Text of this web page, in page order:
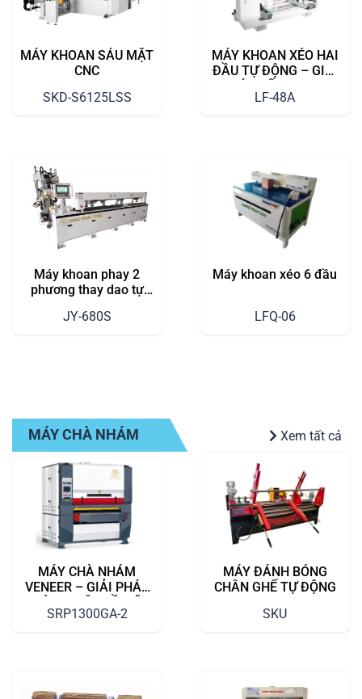
MÁY KHOAN SÁU MẶT
CNC
SKD-S6125LSS
MÁY KHOAN XÉO HAI
ĐẦU TỰ ĐỘNG – GIẢI
SẢN XUẤT NỘI THẤT
LF-48A
Máy khoan phay 2
phương thay dao tự
JY-680S
Máy khoan xéo 6 đầu
LFQ-06
MÁY CHÀ NHÁM Xem tất cả
MÁY CHÀ NHÁM
VENEER – GIẢI PHÁP
GỖ TINH XẢO, CHÍNH
SRP1300GA-2
MÁY ĐÁNH BÓNG
CHÂN GHẾ TỰ ĐỘNG
SKU